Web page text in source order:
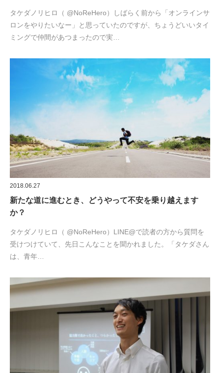
タケダノリヒロ（ @NoReHero）しばらく前から「オンラインサ
ロンをやりたいなー」と思っていたのですが、ちょうどいいタイ
ミングで仲間があつまったので実…
2018.06.27
新たな道に進むとき、どうやって不安を乗り越えます
か？
タケダノリヒロ（ @NoReHero）LINE@で読者の方から質問を
受けつけていて、先日こんなことを聞かれました。「タケダさん
は、青年…